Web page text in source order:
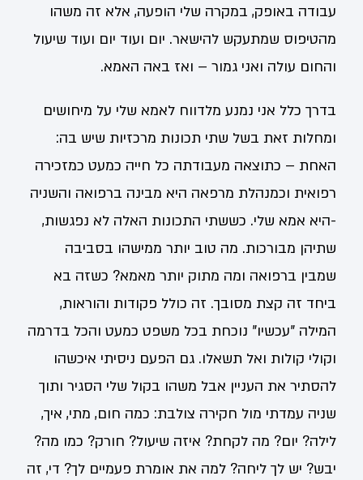
עבודה באופק, במקרה שלי הופעה, אלא זה משהו
מהטיפוס שמתעקש להישאר. יום ועוד יום ועוד שיעול
והחום עולה ואני גמור – ואז באה האמא.
בדרך כלל אני נמנע מלדווח לאמא שלי על מיחושים
ומחלות זאת בשל שתי תכונות מרכזיות שיש בה:
האחת – כתוצאה מעבודתה כל חייה כמעט כמזכירה
רפואית וכמנהלת מרפאה היא מבינה ברפואה והשניה
-היא אמא שלי. כששתי התכונות האלה לא נפגשות,
שתיהן מבורכות. מה טוב יותר ממישהו בסביבה
שמבין ברפואה ומה מתוק יותר מאמא? כשזה בא
ביחד זה קצת מסובך. זה כולל פקודות והוראות,
המילה "עכשיו" נוכחת בכל משפט כמעט והכל בדרמה
וקולי קולות ואל תשאלו. גם הפעם ניסיתי איכשהו
להסתיר את העניין אבל משהו בקול שלי הסגיר ותוך
שניה עמדתי מול חקירה צולבת: כמה חום, מתי, איך,
לילה? יום? מה לקחת? איזה שיעול? חורק? כמו מה?
יבש? יש לך ליחה? למה את אומרת פעמיים לך? די, זה